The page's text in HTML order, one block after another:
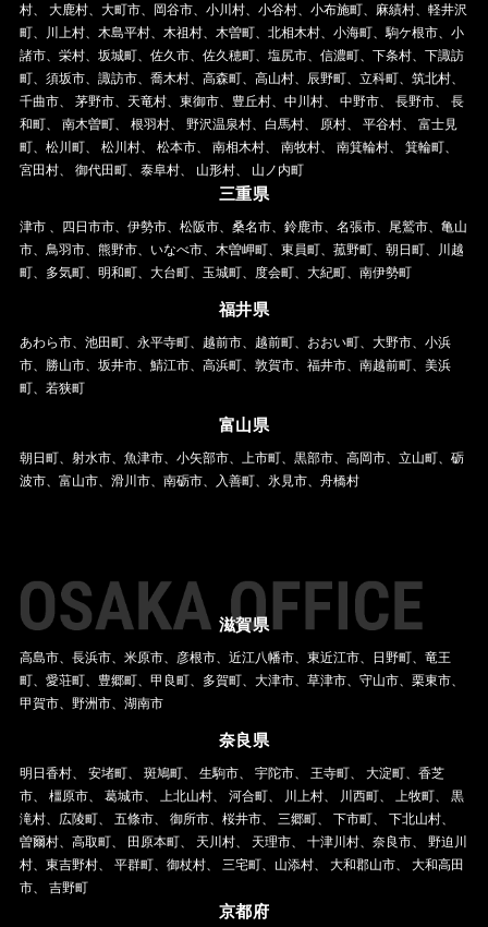
村、 大鹿村、大町市、岡谷市、小川村、小谷村、小布施町、麻績村、軽井沢
町、川上村、木島平村、木祖村、木曽町、北相木村、小海町、駒ケ根市、小
諸市、栄村、坂城町、佐久市、佐久穂町、塩尻市、信濃町、下条村、下諏訪
町、須坂市、諏訪市、喬木村、高森町、高山村、辰野町、立科町、筑北村、
千曲市、 茅野市、天竜村、東御市、豊丘村、中川村、 中野市、 長野市、 長
和町、 南木曽町、 根羽村、 野沢温泉村、白馬村、 原村、 平谷村、 富士見
町、松川町、 松川村、 松本市、 南相木村、 南牧村、 南箕輪村、 箕輪町、
宮田村、 御代田町、泰阜村、 山形村、 山ノ内町
三重県
津市 、四日市市、伊勢市、松阪市、桑名市、鈴鹿市、名張市、尾鷲市、亀山
市、鳥羽市、熊野市、いなべ市、木曽岬町、東員町、菰野町、朝日町、川越
町、多気町、明和町、大台町、玉城町、度会町、大紀町、南伊勢町
福井県
あわら市、池田町、永平寺町、越前市、越前町、おおい町、大野市、小浜
市、勝山市、坂井市、鯖江市、高浜町、敦賀市、福井市、南越前町、美浜
町、若狭町
富山県
朝日町、射水市、魚津市、小矢部市、上市町、黒部市、高岡市、立山町、砺
波市、富山市、滑川市、南砺市、入善町、氷見市、舟橋村
滋賀県
高島市、長浜市、米原市、彦根市、近江八幡市、東近江市、日野町、竜王
町、愛荘町、豊郷町、甲良町、多賀町、大津市、草津市、守山市、栗東市、
甲賀市、野洲市、湖南市
奈良県
明日香村、 安堵町、 斑鳩町、 生駒市、 宇陀市、 王寺町、 大淀町、香芝
市、 橿原市、 葛城市、 上北山村、 河合町、 川上村、 川西町、 上牧町、 黒
滝村、広陵町、 五條市、 御所市、桜井市、 三郷町、 下市町、 下北山村、
曽爾村、高取町、 田原本町、 天川村、 天理市、 十津川村、奈良市、 野迫川
村、東吉野村、 平群町、御杖村、 三宅町、山添村、 大和郡山市、 大和高田
市、 吉野町
京都府